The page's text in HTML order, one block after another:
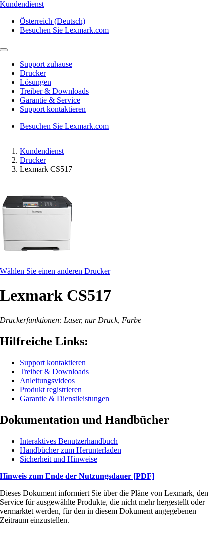
Kundendienst
Österreich (Deutsch)
Besuchen Sie Lexmark.com
Support zuhause
Drucker
Lösungen
Treiber & Downloads
Garantie & Service
Support kontaktieren
Besuchen Sie Lexmark.com
Kundendienst
Drucker
Lexmark CS517
Wählen Sie einen anderen Drucker
Lexmark CS517
Druckerfunktionen: Laser, nur Druck, Farbe
Hilfreiche Links:
Support kontaktieren
Treiber & Downloads
Anleitungsvideos
Produkt registrieren
Garantie & Dienstleistungen
Dokumentation und Handbücher
Interaktives Benutzerhandbuch
Handbücher zum Herunterladen
Sicherheit und Hinweise
Hinweis zum Ende der Nutzungsdauer [PDF]
Dieses Dokument informiert Sie über die Pläne von Lexmark, den
Service für ausgewählte Produkte, die nicht mehr hergestellt oder
vermarktet werden, für den in diesem Dokument angegebenen
Zeitraum einzustellen.